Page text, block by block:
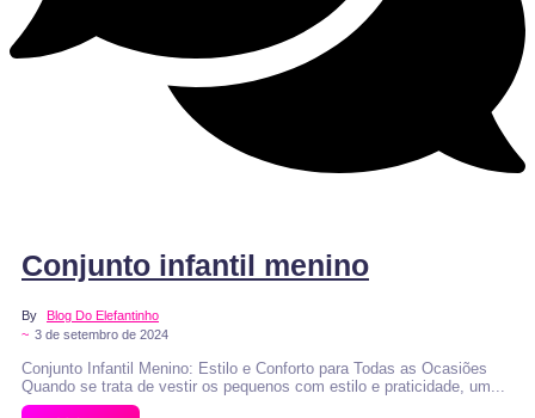
Conjunto infantil menino
By
Blog Do Elefantinho
~ 3 de setembro de 2024
Conjunto Infantil Menino: Estilo e Conforto para Todas as Ocasiões
Quando se trata de vestir os pequenos com estilo e praticidade, um...